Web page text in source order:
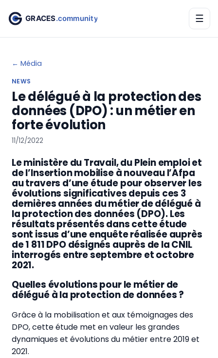
☰
← Média
NEWS
Le délégué à la protection des
données (DPO) : un métier en
forte évolution
11/12/2022
Le ministère du Travail, du Plein emploi et
de l’Insertion mobilise à nouveau l’Afpa
au travers d’une étude pour observer les
évolutions significatives depuis ces 3
dernières années du métier de délégué à
la protection des données (DPO). Les
résultats présentés dans cette étude
sont issus d’une enquête réalisée auprès
de 1 811 DPO désignés auprès de la CNIL
interrogés entre septembre et octobre
2021.
Quelles évolutions pour le métier de
délégué à la protection de données ?
Grâce à la mobilisation et aux témoignages des
DPO, cette étude met en valeur les grandes
dynamiques et évolutions du métier entre 2019 et
2021.